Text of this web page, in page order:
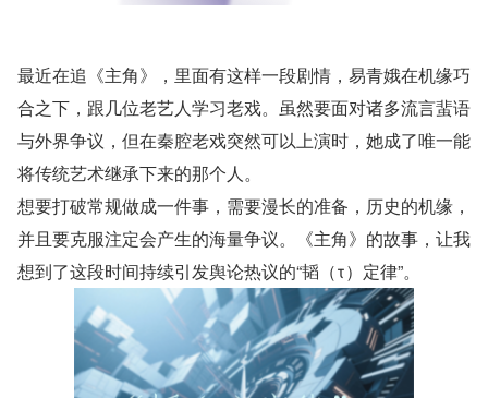
最近在追《主角》，里面有这样一段剧情，易青娥在机缘巧
合之下，跟几位老艺人学习老戏。虽然要面对诸多流言蜚语
与外界争议，但在秦腔老戏突然可以上演时，她成了唯一能
将传统艺术继承下来的那个人。
想要打破常规做成一件事，需要漫长的准备，历史的机缘，
并且要克服注定会产生的海量争议。《主角》的故事，让我
想到了这段时间持续引发舆论热议的“韬（τ）定律”。